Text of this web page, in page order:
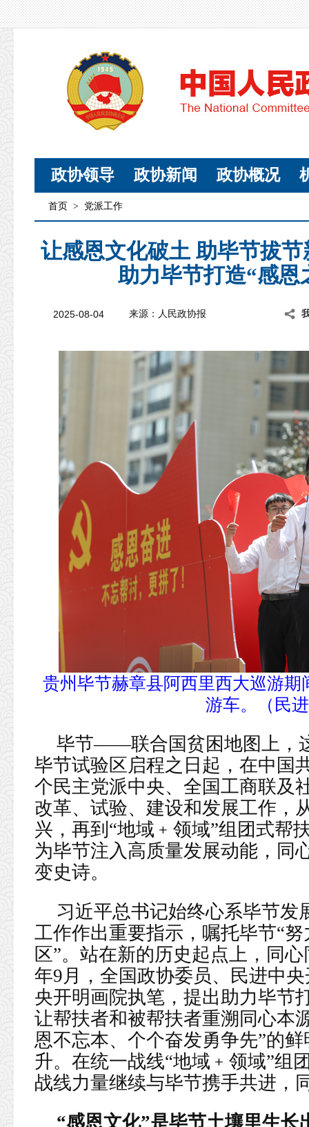
政协领导 政协新闻 政协概况
首页 > 党派工作
让感恩文化破土 助毕节拔
助力毕节打造“感恩
2025-08-04 来源：人民政协报
贵州毕节赫章县阿西里西大巡游期
游车。（民
毕节——联合国贫困地图上，
毕节试验区启程之日起，在中国
个民主党派中央、全国工商联及
改革、试验、建设和发展工作，
兴，再到“地域﹢领域”组团式帮
为毕节注入高质量发展动能，同
变史诗。
习近平总书记始终心系毕节发
工作作出重要指示，嘱托毕节“
区”。站在新的历史起点上，同
年9月，全国政协委员、民进中
央开明画院执笔，提出助力毕节
让帮扶者和被帮扶者重溯同心本
恩不忘本、个个奋发勇争先”的
升。在统一战线“地域﹢领域”组
战线力量继续与毕节携手共进，
“感恩文化”是毕节土壤里生长